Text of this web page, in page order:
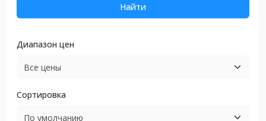
Найти
Диапазон цен
Сортировка